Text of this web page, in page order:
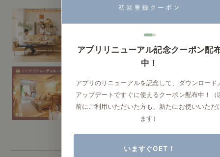
ナチュラルヴィンテー
ジ実例
アプリリニューアル記念クーポン配
中！
アプリのリニューアルを記念して、ダウンロード
アップデートですぐに使えるクーポン配布中！（
前にご利用いただいた方も、新たにお使いいただ
ます）
いますぐGET！